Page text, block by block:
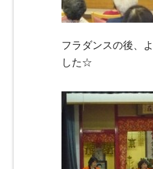
フラダンスの後、
した☆